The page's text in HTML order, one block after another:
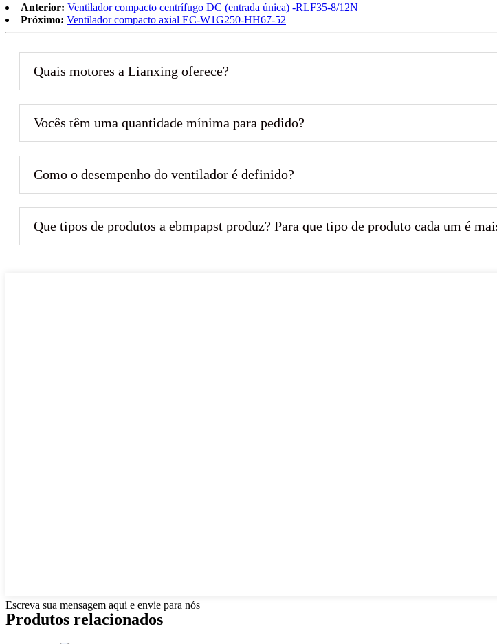
Anterior: Ventilador compacto centrífugo DC (entrada única) -RLF35-8/12N
Próximo: Ventilador compacto axial EC-W1G250-HH67-52
Quais motores a Lianxing oferece?
Vocês têm uma quantidade mínima para pedido?
Como o desempenho do ventilador é definido?
Que tipos de produtos a ebmpapst produz? Para que tipo de produto cada um é
Escreva sua mensagem aqui e envie para nós
Produtos relacionados